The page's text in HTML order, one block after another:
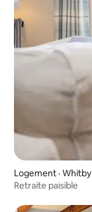
Logement · Whitby
Retraite paisible